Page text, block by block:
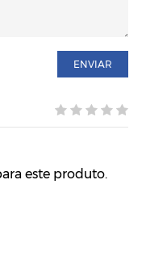
ENVIAR
este produto.